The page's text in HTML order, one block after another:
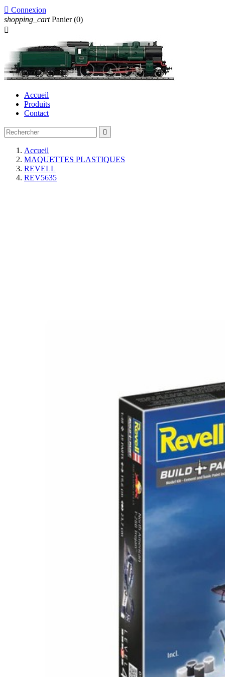
 Connexion
shopping_cart Panier (0)

Accueil
Produits
Contact

Accueil
MAQUETTES PLASTIQUES
REVELL
REV5635